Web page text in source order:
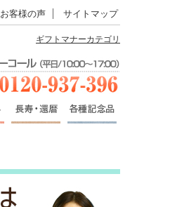
お客様の声 サイトマップ
ギフトマナーカテゴリ